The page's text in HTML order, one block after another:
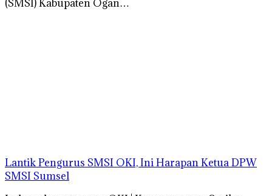
(SMSI) Kabupaten Ogan…
Lantik Pengurus SMSI OKI, Ini Harapan Ketua DPW
SMSI Sumsel